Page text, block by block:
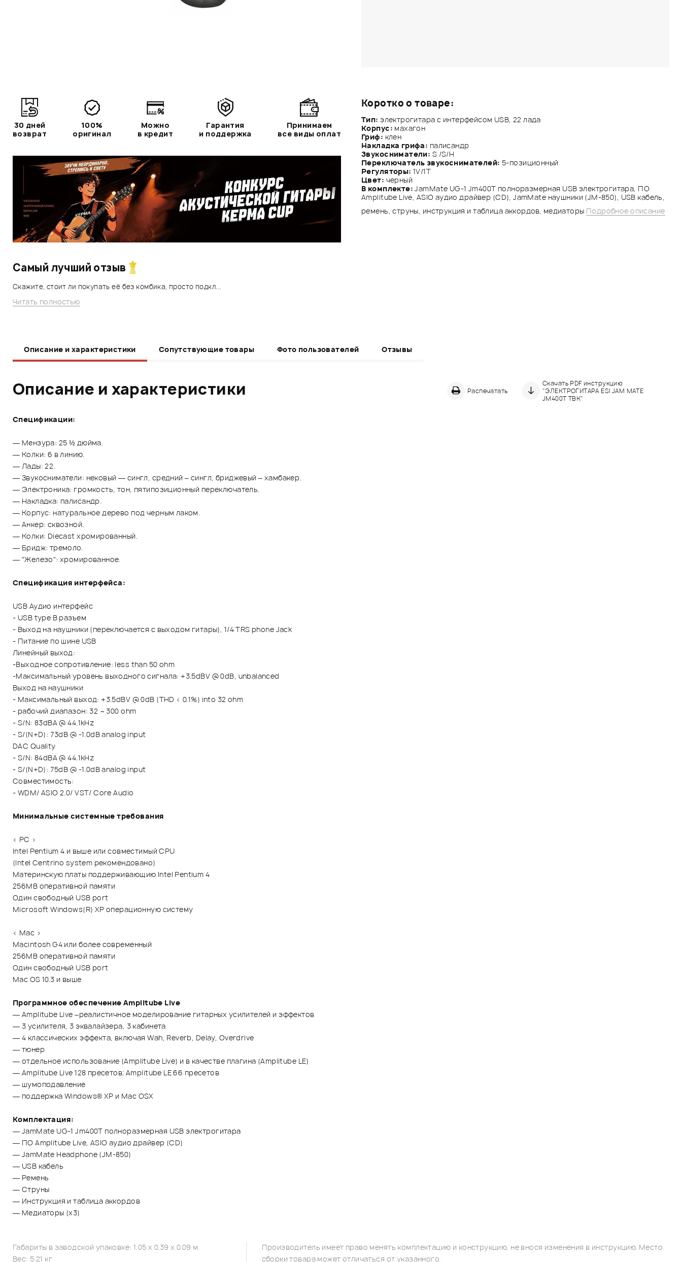
Коротко о товаре:
Тип:электрогитара с интерфейсом USB, 22 лада
Корпус: махагон
Гриф: клен
Накладка грифа: палисандр
Звукосниматели: S /S/Н
Переключатель звукоснимателей: 5-позиционный
Регуляторы:1V/1Т
Цвет: черный
В комплекте:JamMate UG-1 Jm400T полноразмерная USB электрогитара, ПО
Amplitube Live, ASIO аудио драйвер (CD), JamMate наушники (JM-850), USB кабель,
ремень, струны, инструкция и таблица аккордов, медиаторы Подробное описание
30 дней
возврат
100%
оригинал
Можно
в кредит
Гарантия
и поддержка
Принимаем
все виды оплат
Самый лучший отзыв
Скажите, стоит ли покупать её без комбика, просто подкл...
Читать полностью
Описание и характеристики Сопутствующие товары Фото пользователей Отзывы
Описание и характеристики Распечатать
Скачать PDF инструкцию
"ЭЛЕКТРОГИТАРА ESI JAM MATE
JM400T TBK"
Спецификации:
— Мензура: 25 ½ дюйма.
— Колки: 6 в линию.
— Лады: 22.
— Звукосниматели: нековый — сингл, средний – сингл, бриджевый – хамбакер.
— Электроника: громкость, тон, пятипозиционный переключатель.
— Накладка: палисандр.
— Корпус: натуральное дерево под черным лаком.
— Анкер: сквозной.
— Колки: Diecast хромированный.
— Бридж: тремоло.
— "Железо": хромированное.
Спецификация интерфейса:
USB Аудио интерфейс
- USB type B разъем
- Выход на наушники (переключается с выходом гитары), 1/4 TRS phone Jack
- Питание по шине USB
Линейный выход:
-Выходное сопротивление: less than 50 ohm
-Максимальный уровень выходного сигнала: +3.5dBV @ 0dB, unbalanced
Выход на наушники
- Максимальный выход: +3.5dBV @ 0dB (THD < 0.1%) into 32 ohm
- рабочий диапазон: 32 ~ 300 ohm
- S/N: 83dBA @ 44.1kHz
- S/(N+D): 73dB @ -1.0dB analog input
DAC Quality
- S/N: 84dBA @ 44.1kHz
- S/(N+D): 75dB @ -1.0dB analog input
Совместимость:
- WDM/ ASIO 2.0/ VST/ Core Audio
Минимальные системные требования
< PC >
Intel Pentium 4 и выше или совместимый CPU
(Intel Centrino system рекомендовано)
Материнскую платы поддерживающию Intel Pentium 4
256MB оперативной памяти
Один свободный USB port
Microsoft Windows(R) XP операционную систему
< Mac >
Macintosh G4 или более современный
256MB оперативной памяти
Один свободный USB port
Mac OS 10.3 и выше
Программное обеспечение Amplitube Live
— Amplitube Live –реалистичное моделирование гитарных усилителей и эффектов
— 3 усилителя, 3 эквалайзера, 3 кабинета
— 4 классических эффекта, включая Wah, Reverb, Delay, Overdrive
— тюнер
— отдельное использование (Amplitube Live) и в качестве плагина (Amplitube LE)
— Amplitube Live 128 пресетов; Amplitube LE 66 пресетов
— шумоподавление
— поддержка Windows® XP и Mac OSX
Комплектация:
— JamMate UG-1 Jm400T полноразмерная USB электрогитара
— ПО Amplitube Live, ASIO аудио драйвер (CD)
— JamMate Headphone (JM-850)
— USB кабель
— Ремень
— Струны
— Инструкция и таблица аккордов
— Медиаторы (x3)
Габариты в заводской упаковке: 1.05 x 0.39 x 0.09 м.
Вес: 5.21 кг
Производитель имеет право менять комплектацию и конструкцию, не внося изменения в инструкцию. Место
сборки товара может отличаться от указанного.